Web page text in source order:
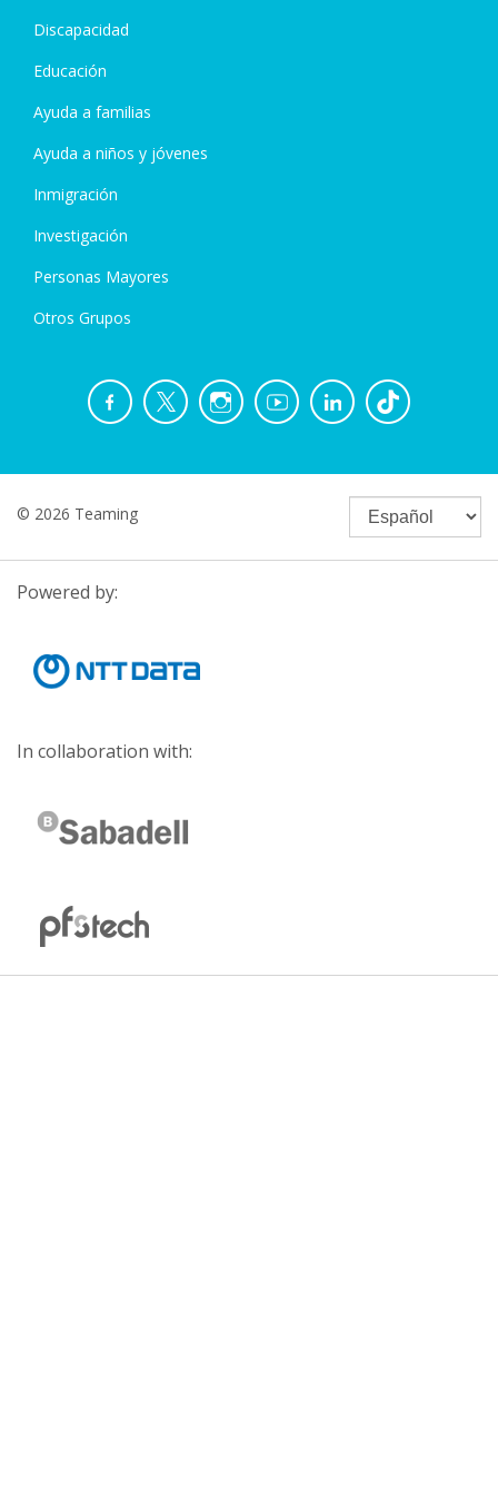
Discapacidad
Educación
Ayuda a familias
Ayuda a niños y jóvenes
Inmigración
Investigación
Personas Mayores
Otros Grupos
© 2026 Teaming
Powered by:
In collaboration with: